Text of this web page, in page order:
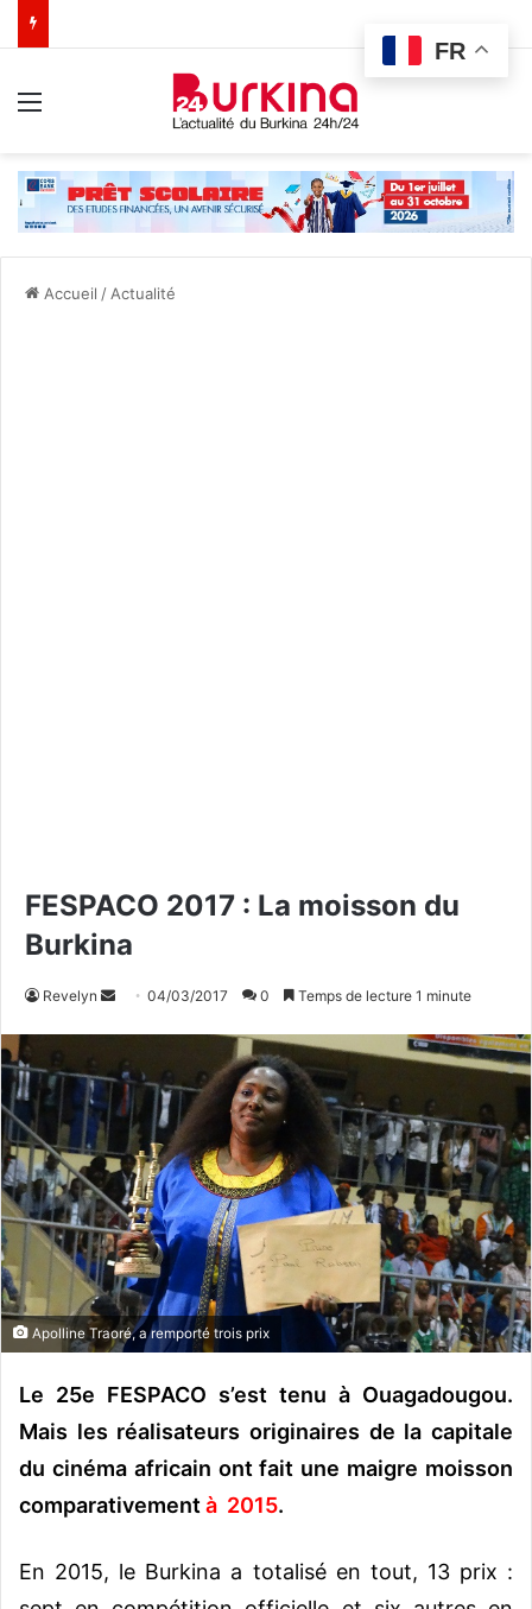
Accueil / Actualité
FESPACO 2017 : La moisson du
Burkina
Revelyn
o
y
r
u
n
c
o
u
r
i
04/03/2017 0 Temps de lecture 1 minute
Apolline Traoré, a remporté trois prix
Le 25e FESPACO s’est tenu à Ouagadougou.
Mais les réalisateurs originaires de la capitale
du cinéma africain ont fait une maigre moisson
comparativement à 2015.
En 2015, le Burkina a totalisé en tout, 13 prix :
FR